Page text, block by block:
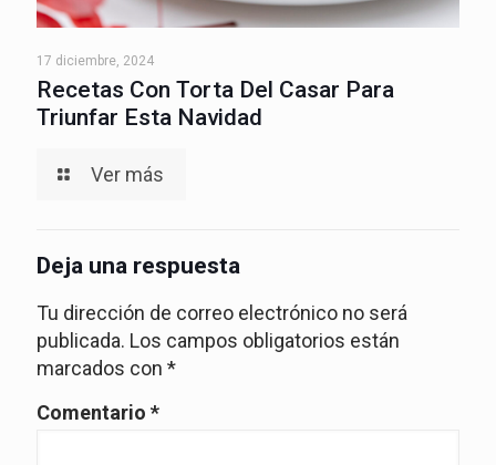
17 diciembre, 2024
Recetas Con Torta Del Casar Para
Triunfar Esta Navidad
Ver más
Deja una respuesta
Tu dirección de correo electrónico no será
publicada. Los campos obligatorios están
marcados con *
Comentario *